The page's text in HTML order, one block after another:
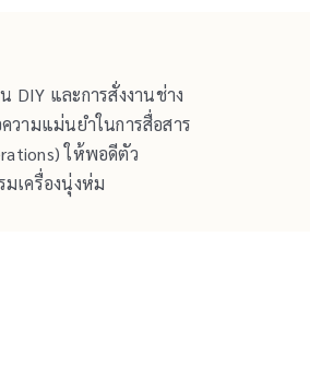
DIY และการสั่งงานช่าง
วามแม่นยำในการสื่อสาร
ให้พอดีตัว
เครื่องนุ่งห่ม